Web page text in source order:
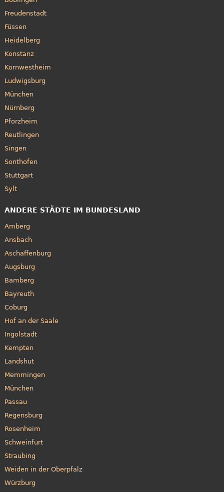
Freudenstadt
Füssen
Heidelberg
Konstanz
Kornwestheim
Ludwigsburg
München
Nürnberg
Pforzheim
Reutlingen
Singen
Sonthofen
Stuttgart
Sylt
ANDERE STÄDTE IM BUNDESLAND
Amberg
Ansbach
Aschaffenburg
Augsburg
Bamberg
Bayreuth
Coburg
Hof an der Saale
Ingolstadt
Kempten
Landshut
Memmingen
München
Passau
Regensburg
Rosenheim
Schweinfurt
Straubing
Weiden in der Oberpfalz
Würzburg